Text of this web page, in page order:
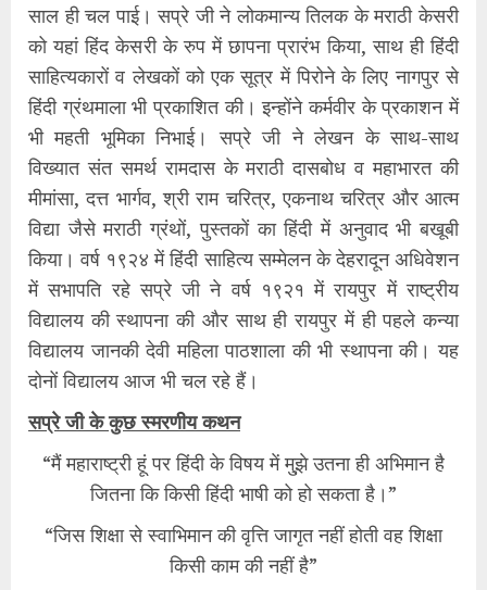
साल ही चल पाई। सप्रे जी ने लोकमान्य तिलक के मराठी केसरी
को यहां हिंद केसरी के रुप में छापना प्रारंभ किया, साथ ही हिंदी
साहित्यकारों व लेखकों को एक सूत्र में पिरोने के लिए नागपुर से
हिंदी ग्रंथमाला भी प्रकाशित की। इन्होंने कर्मवीर के प्रकाशन में
भी महती भूमिका निभाई। सप्रे जी ने लेखन के साथ-साथ
विख्यात संत समर्थ रामदास के मराठी दासबोध व महाभारत की
मीमांसा, दत्त भार्गव, श्री राम चरित्र, एकनाथ चरित्र और आत्म
विद्या जैसे मराठी ग्रंथों, पुस्तकों का हिंदी में अनुवाद भी बखूबी
किया। वर्ष १९२४ में हिंदी साहित्य सम्मेलन के देहरादून अधिवेशन
में सभापति रहे सप्रे जी ने वर्ष १९२१ में रायपुर में राष्ट्रीय
विद्यालय की स्थापना की और साथ ही रायपुर में ही पहले कन्या
विद्यालय जानकी देवी महिला पाठशाला की भी स्थापना की। यह
दोनों विद्यालय आज भी चल रहे हैं।
सप्रे जी के कुछ स्मरणीय कथन
“मैं महाराष्ट्री हूं पर हिंदी के विषय में मु्झे उतना ही अभिमान है
जितना कि किसी हिंदी भाषी को हो सकता है।”
“जिस शिक्षा से स्वाभिमान की वृत्ति जागृत नहीं होती वह शिक्षा
किसी काम की नहीं है”